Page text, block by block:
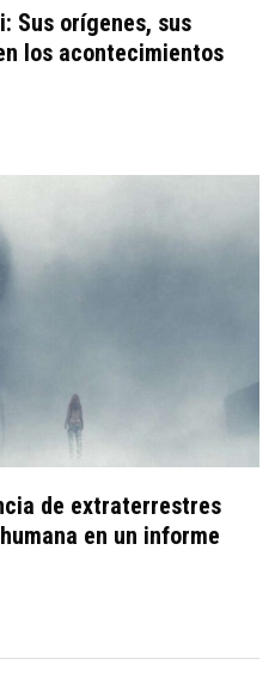
Sus orígenes, sus
los acontecimientos
de extraterrestres
en un informe